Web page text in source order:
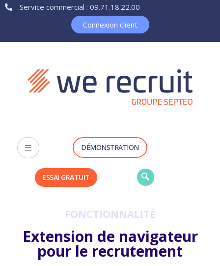
Service commercial : 09.71.18.22.00
Connexion client
DÉMONSTRATION
ESSAI GRATUIT
FONCTIONNALITÉ
Extension de navigateur
pour le recrutement